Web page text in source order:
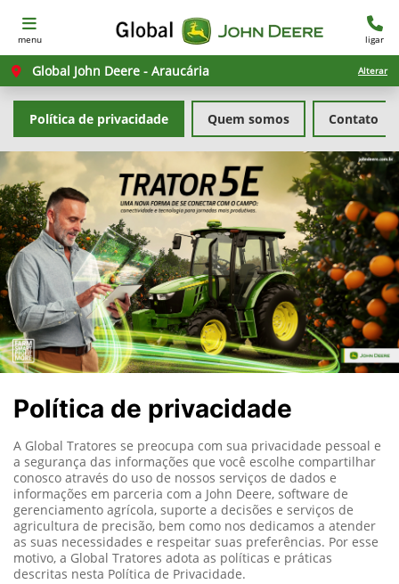
menu ligar
Global John Deere - Araucária Alterar
Quem somos Contato
Política de privacidade
Política de privacidade
A Global Tratores se preocupa com sua privacidade pessoal e
a segurança das informações que você escolhe compartilhar
conosco através do uso de nossos serviços de dados e
informações em parceria com a John Deere, software de
gerenciamento agrícola, suporte a decisões e serviços de
agricultura de precisão, bem como nos dedicamos a atender
as suas necessidades e respeitar suas preferências. Por esse
motivo, a Global Tratores adota as políticas e práticas
descritas nesta Política de Privacidade.